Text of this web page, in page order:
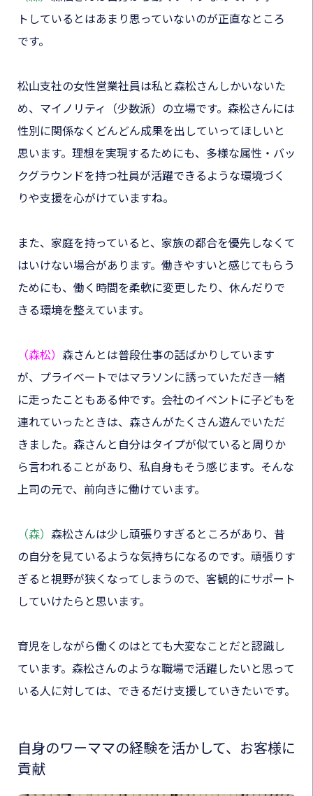
トしているとはあまり思っていないのが正直なところ
です。
松山支社の女性営業社員は私と森松さんしかいないた
め、マイノリティ（少数派）の立場です。森松さんには
性別に関係なくどんどん成果を出していってほしいと
思います。理想を実現するためにも、多様な属性・バッ
クグラウンドを持つ社員が活躍できるような環境づく
りや支援を心がけていますね。
また、家庭を持っていると、家族の都合を優先しなくて
はいけない場合があります。働きやすいと感じてもらう
ためにも、働く時間を柔軟に変更したり、休んだりで
きる環境を整えています。
（森松） 森さんとは普段仕事の話ばかりしています
が、プライベートではマラソンに誘っていただき一緒
に走ったこともある仲です。会社のイベントに子どもを
連れていったときは、森さんがたくさん遊んでいただ
きました。森さんと自分はタイプが似ていると周りか
ら言われることがあり、私自身もそう感じます。そんな
上司の元で、前向きに働けています。
（森） 森松さんは少し頑張りすぎるところがあり、昔
の自分を見ているような気持ちになるのです。頑張りす
ぎると視野が狭くなってしまうので、客観的にサポート
していけたらと思います。
育児をしながら働くのはとても大変なことだと認識し
ています。森松さんのような職場で活躍したいと思って
いる人に対しては、できるだけ支援していきたいです。
自身のワーママの経験を活かして、お客様に
貢献